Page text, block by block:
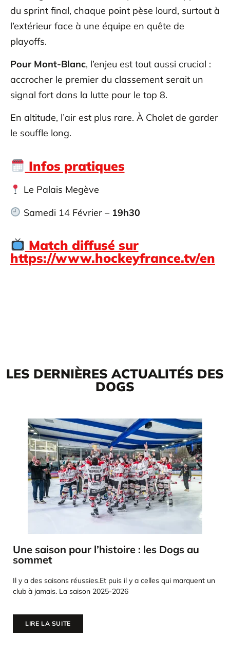
du sprint final, chaque point pèse lourd, surtout à
l’extérieur face à une équipe en quête de
playoffs.
Pour Mont-Blanc, l’enjeu est tout aussi crucial :
accrocher le premier du classement serait un
signal fort dans la lutte pour le top 8.
En altitude, l’air est plus rare. À Cholet de garder
le souffle long.
Infos pratiques
Le Palais Megève
Samedi 14 Février – 19h30
Match diffusé sur
https://www.hockeyfrance.tv/en
LES DERNIÈRES ACTUALITÉS DES
DOGS
Une saison pour l’histoire : les Dogs au
sommet
Il y a des saisons réussies.Et puis il y a celles qui marquent un
club à jamais. La saison 2025-2026
LIRE LA SUITE